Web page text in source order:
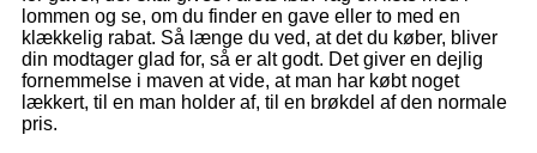
lommen og se, om du finder en gave eller to med en
klækkelig rabat. Så længe du ved, at det du køber, bliver
din modtager glad for, så er alt godt. Det giver en dejlig
fornemmelse i maven at vide, at man har købt noget
lækkert, til en man holder af, til en brøkdel af den normale
pris.